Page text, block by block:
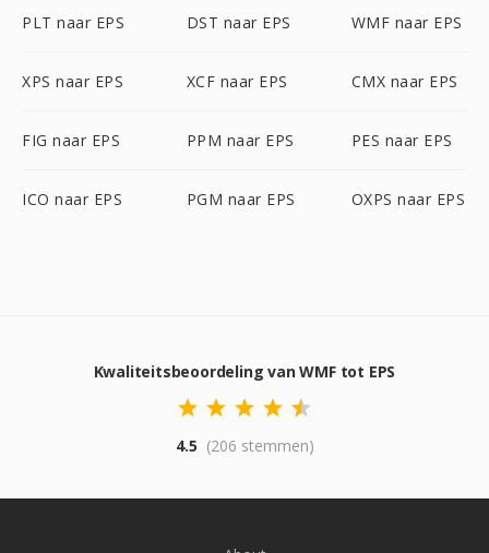
PLT naar EPS DST naar EPS WMF naar EPS
XPS naar EPS XCF naar EPS CMX naar EPS
FIG naar EPS PPM naar EPS PES naar EPS
ICO naar EPS PGM naar EPS OXPS naar EPS
Kwaliteitsbeoordeling van WMF tot EPS
4.5 (206 stemmen)